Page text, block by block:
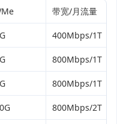
带宽/月流量
400Mbps/1T
800Mbps/1T
800Mbps/1T
800Mbps/2T